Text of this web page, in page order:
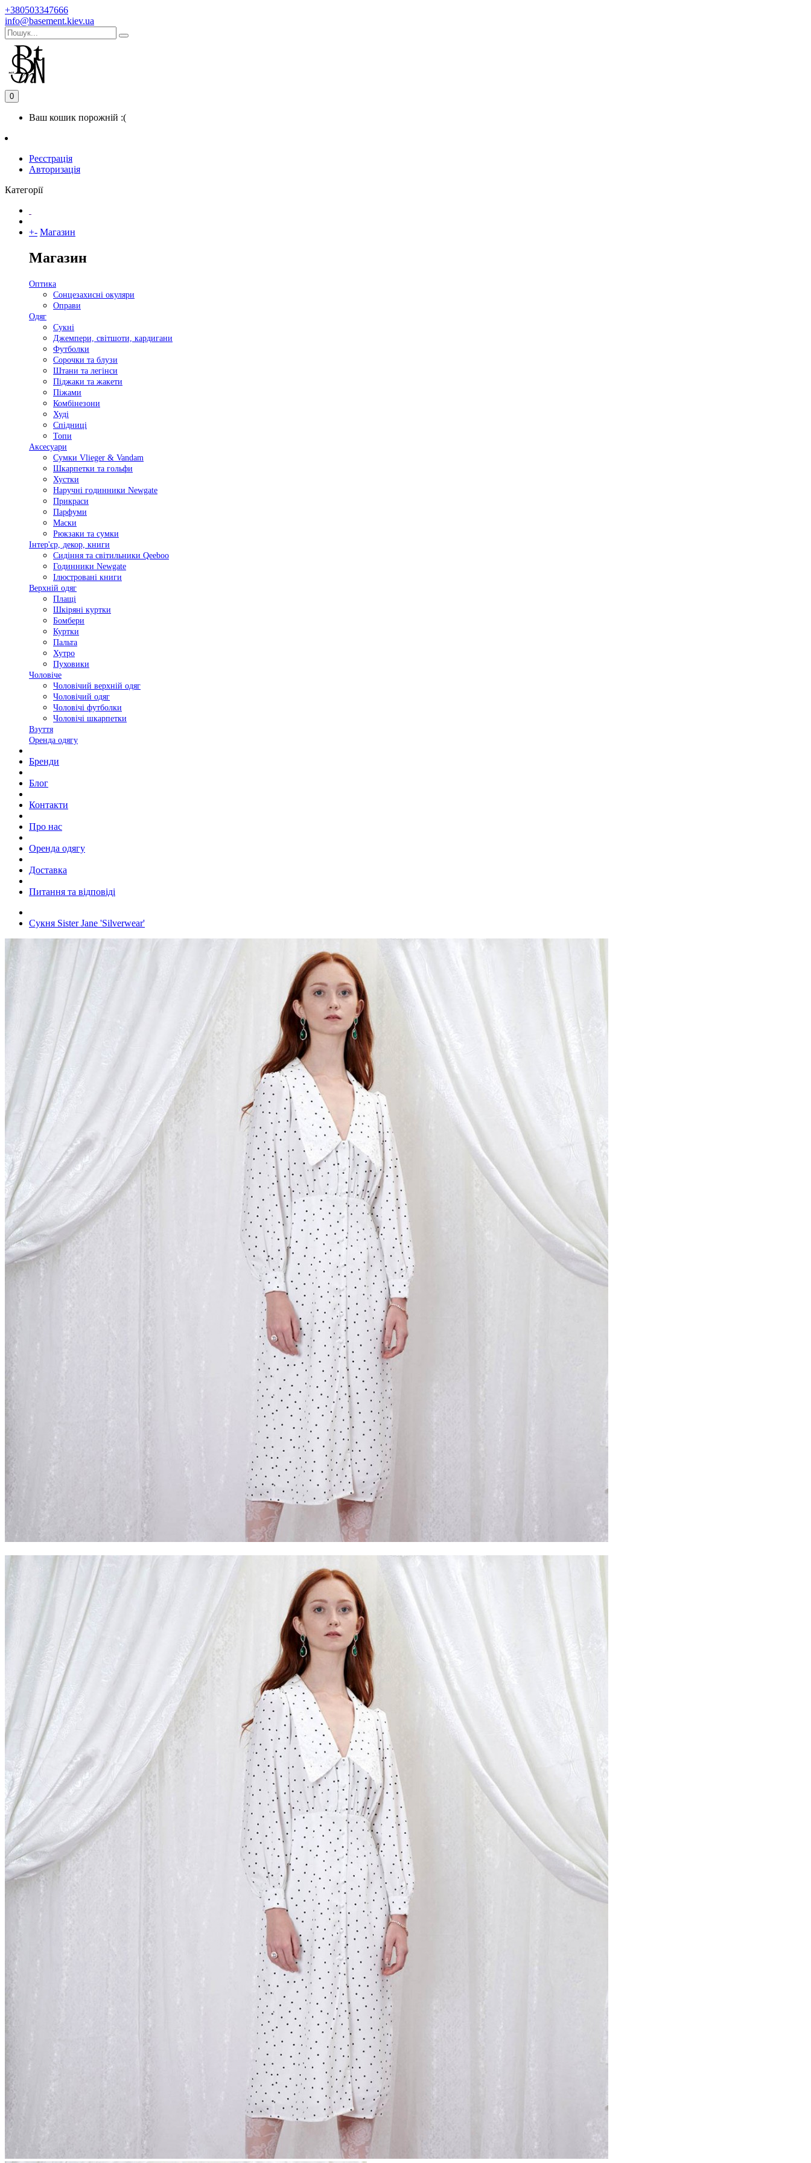
+380503347666
info@basement.kiev.ua
0
Ваш кошик порожній :(
Реєстрація
Авторизація
Категорії
+- Магазин
Магазин
Оптика
Сонцезахисні окуляри
Оправи
Одяг
Сукні
Джемпери, світшоти, кардигани
Футболки
Сорочки та блузи
Штани та легінси
Піджаки та жакети
Піжами
Комбінезони
Худі
Спідниці
Топи
Аксесуари
Сумки Vlieger & Vandam
Шкарпетки та гольфи
Хустки
Наручні годинники Newgate
Прикраси
Парфуми
Маски
Рюкзаки та сумки
Інтер'єр, декор, книги
Сидіння та світильники Qeeboo
Годинники Newgate
Ілюстровані книги
Верхній одяг
Плащі
Шкіряні куртки
Бомбери
Куртки
Пальта
Хутро
Пуховики
Чоловіче
Чоловічий верхній одяг
Чоловічий одяг
Чоловічі футболки
Чоловічі шкарпетки
Взуття
Оренда одягу
Бренди
Блог
Контакти
Про нас
Оренда одягу
Доставка
Питання та відповіді
Сукня Sister Jane 'Silverwear'